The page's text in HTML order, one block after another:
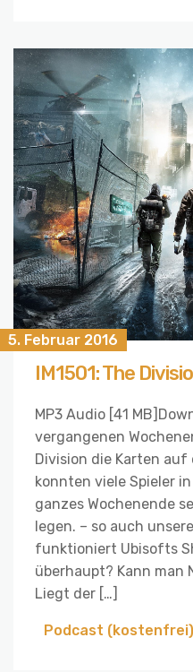
5. Februar 2016
IM1501: The
MP3 Audio [41
vergangenen
Division die Karten auf
konnten viele Spieler
ganzes Wochenende
legen. – so auch
funktioniert Ubisofts
überhaupt? Kann man
Liegt der […]
Podcast (kostenfrei)